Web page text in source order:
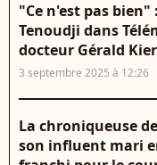
"Ce n'est pas
Tenoudji dans
docteur Gérald
3 septembre 2025 à 12:26
La chroniqueuse
son influent mari